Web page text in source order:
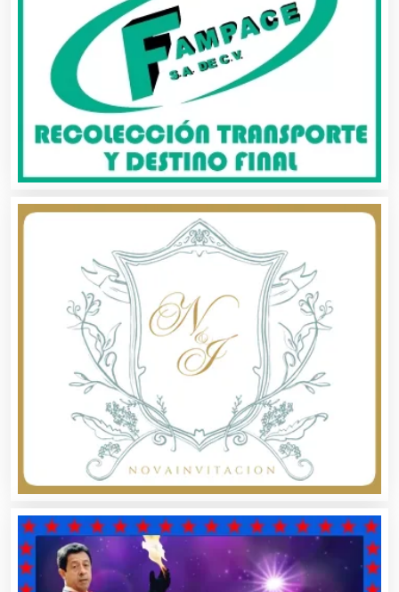
Artesanías
Artículos de Oficina
Artículos Deportivos
Artículos Importados
Artículos para el Hogar
Artículos para Regalos
Artículos Personales